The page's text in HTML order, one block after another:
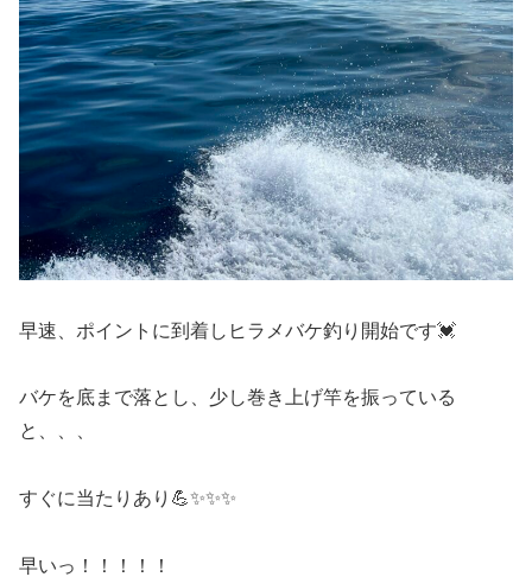
早速、ポイントに到着しヒラメバケ釣り開始です💓
バケを底まで落とし、少し巻き上げ竿を振っている
と、、、
すぐに当たりあり💪✨✨✨
早いっ！！！！！